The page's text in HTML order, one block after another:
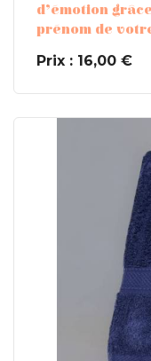
d’émotion
prénom de
Prix : 16,00 €